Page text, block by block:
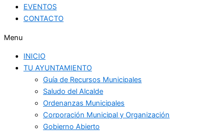
EVENTOS
CONTACTO
Menu
INICIO
TU AYUNTAMIENTO
Guía de Recursos Municipales
Saludo del Alcalde
Ordenanzas Municipales
Corporación Municipal y Organización
Gobierno Abierto